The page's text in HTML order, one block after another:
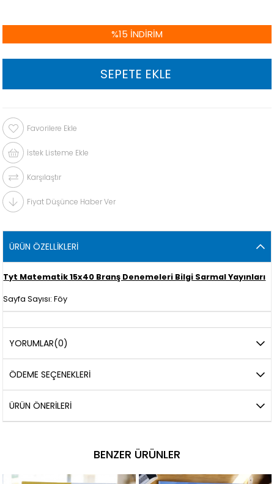
%15 İNDIRIM
Favorilere Ekle
İstek Listeme Ekle
Karşılaştır
Fiyat Düşünce Haber Ver
ÜRÜN ÖZELLIKLERI
Tyt Matematik 15x40 Branş Denemeleri Bilgi Sarmal Yayınları
Sayfa Sayısı: Föy
YORUMLAR(0)
ÖDEME SEÇENEKLERI
ÜRÜN ÖNERILERI
BENZER ÜRÜNLER